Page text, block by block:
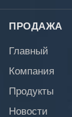
ПРОДАЖА
Главный
Компания
Продукты
Новости